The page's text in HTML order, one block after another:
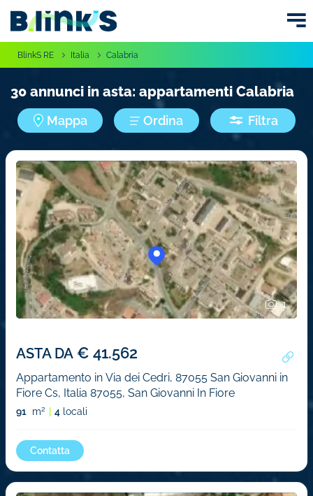
BlinkS RE Italia Calabria
30 annunci in asta: appartamenti Calabria
Mappa Ordina Filtra
1
ASTA DA € 41.562
Appartamento in Via dei Cedri, 87055 San Giovanni in
Fiore Cs, Italia 87055, San Giovanni In Fiore
91 m2 4 locali
Contatta